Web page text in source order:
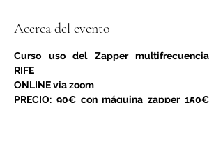
Acerca del evento
Curso uso del Zapper multifrecuencia
RIFE
ONLINE via zoom
PRECIO: 90€ con máquina zapper 150€